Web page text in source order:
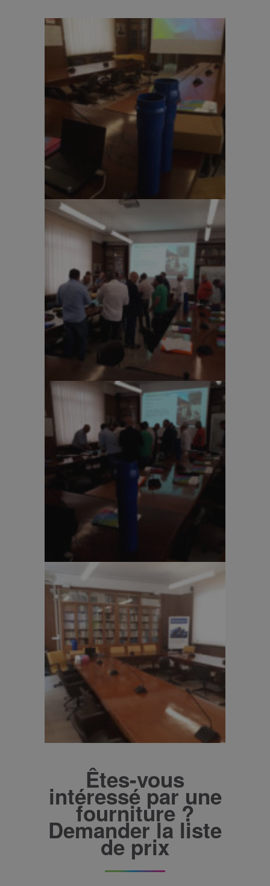
Êtes-vous
intéressé par une
fourniture ?
Demander la liste
de prix